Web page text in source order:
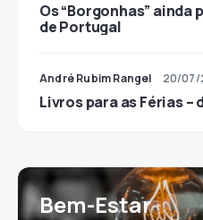
Os “Borgonhas” ainda
de Portugal
André Rubim Rangel 20/07/
Livros para as Férias –
Bem-Estar